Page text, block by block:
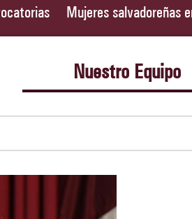
Mujeres salvadoreñas
Nuestro Equipo